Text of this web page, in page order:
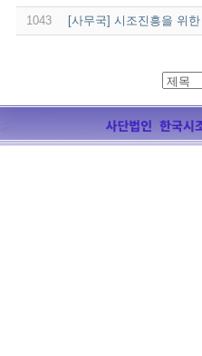
1043 [사무국] 시조진흥을 위